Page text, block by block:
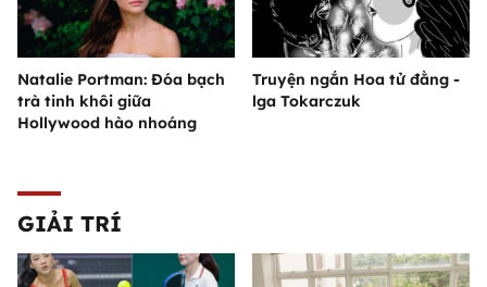
Natalie Portman: Đóa bạch
trà tinh khôi giữa
Hollywood hào nhoáng
Truyện ngắn Hoa tử đằng -
lga Tokarczuk
GIẢI TRÍ